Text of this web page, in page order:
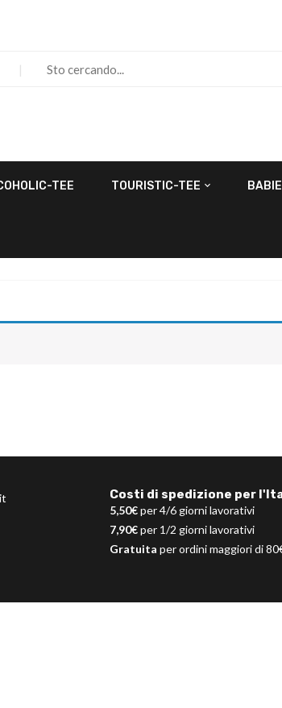
TEE TOURISTIC-TEE
Costi di spedizione per
5,50€per 4/6 giorni lavorativi
7,90€per 1/2 giorni lavorativi
Gratuita per ordini maggiori di